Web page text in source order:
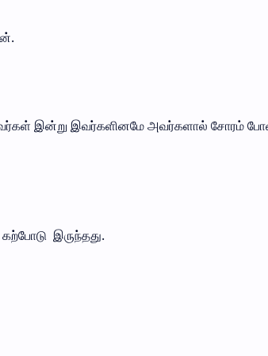
இன்று இவர்களினமே அவர்களால் சோரம்
இருந்தது.